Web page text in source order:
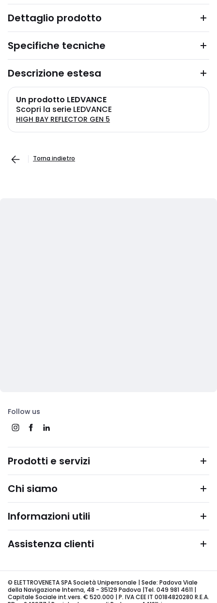
Dettaglio prodotto
Specifiche tecniche
Descrizione estesa
Un prodotto LEDVANCE
Scopri la serie LEDVANCE
HIGH BAY REFLECTOR GEN 5
Torna indietro
Follow us
Prodotti e servizi
Chi siamo
Informazioni utili
Assistenza clienti
© ELETTROVENETA SPA Società Unipersonale | Sede: Padova Viale
della Navigazione Interna, 48 - 35129 Padova |Tel. 049 981 4611 |
Capitale Sociale int.vers. € 520.000 | P. IVA CEE IT 00184820280 R.E.A.